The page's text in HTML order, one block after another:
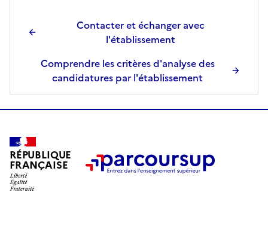
Contacter et échanger avec
l'établissement
Comprendre les critères d'analyse des
candidatures par l'établissement
RÉPUBLIQUE
FRANÇAISE